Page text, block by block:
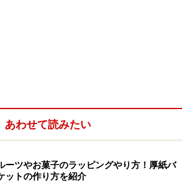
あわせて読みたい
ーツやお菓子のラッピングやり方！厚紙バ
ットの作り方を紹介